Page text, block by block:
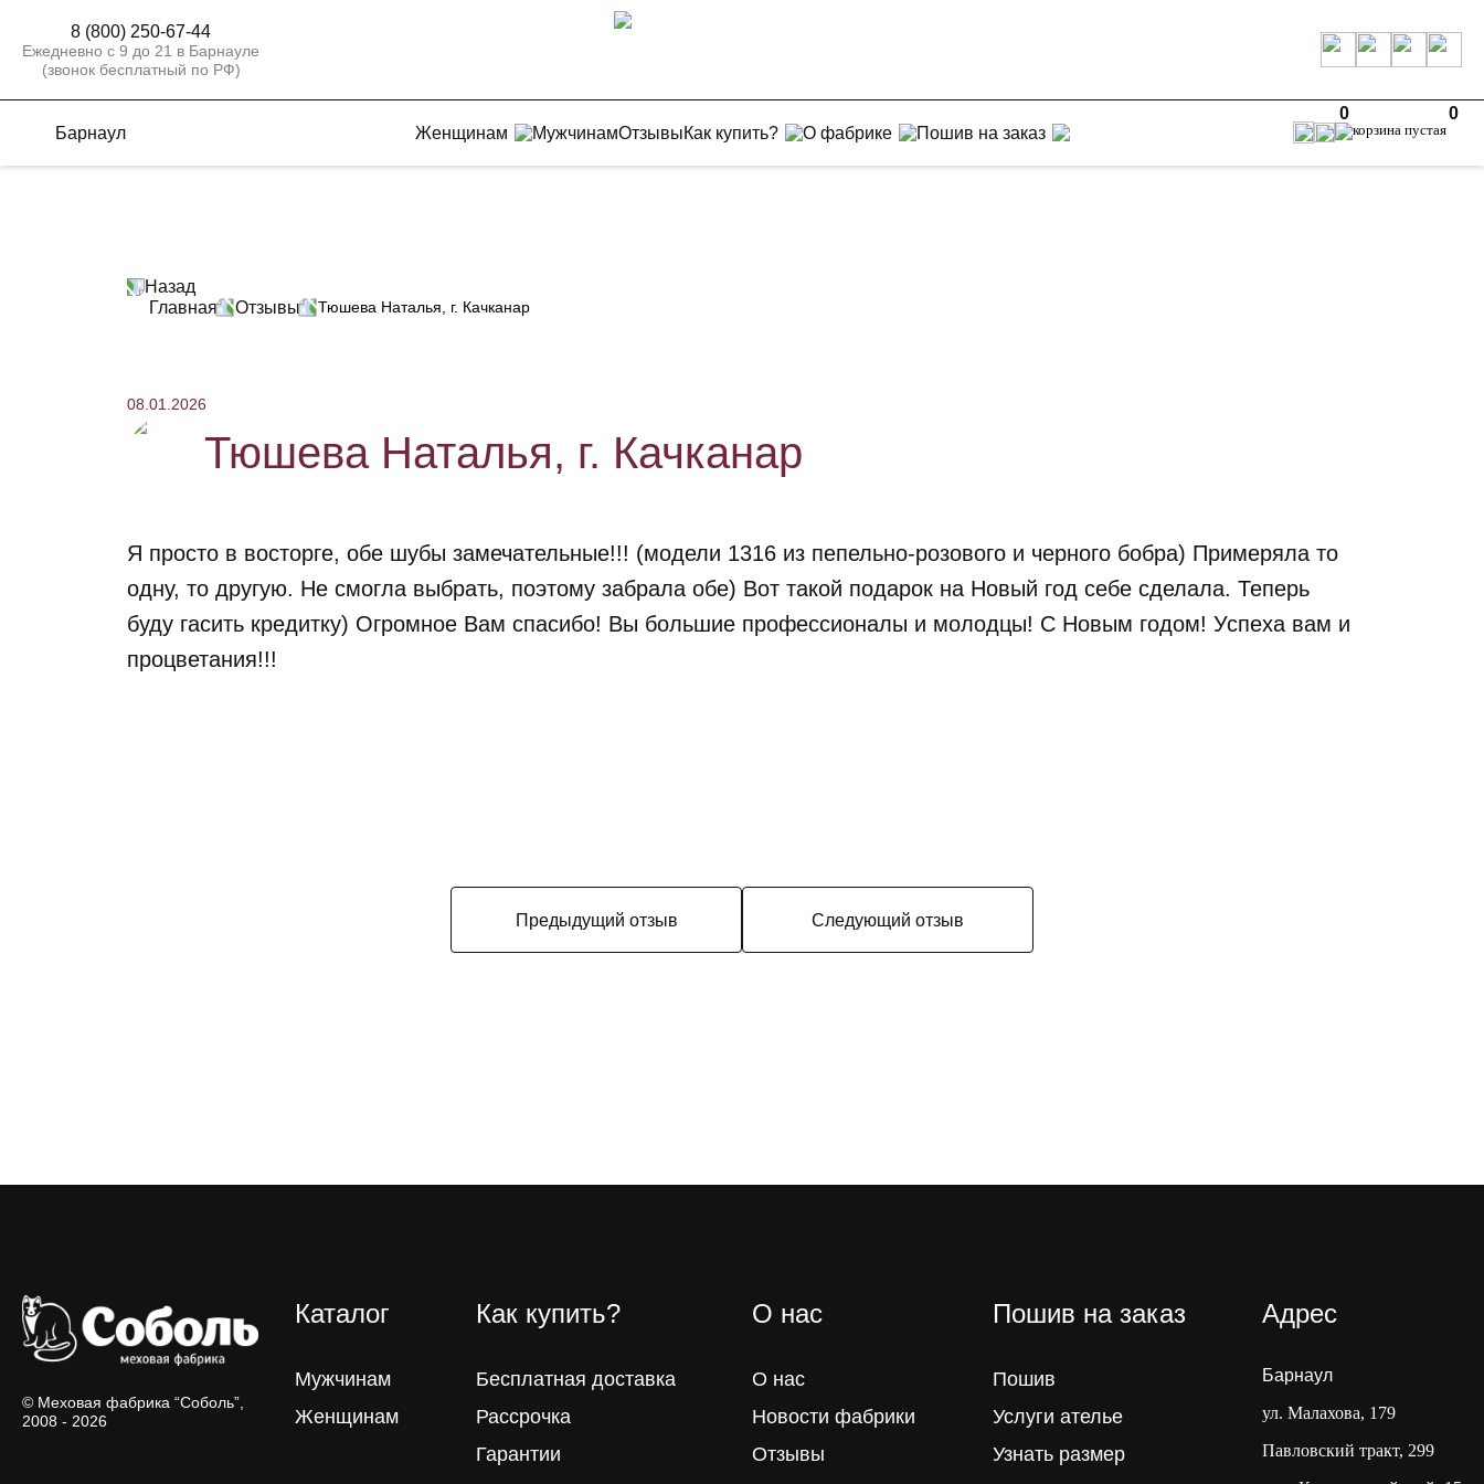
8 (800) 250-67-44
Ежедневно с 9 до 21 в Барнауле
(звонок бесплатный по РФ)
Барнаул Женщинам МужчинамОтзывыКак купить? О фабрике Пошив на заказ
0 0
Назад
Главная
Отзывы Тюшева Наталья, г. Качканар
08.01.2026
Тюшева Наталья, г. Качканар
Я просто в восторге, обе шубы замечательные!!! (модели 1316 из пепельно-розового и черного бобра) Примеряла то
одну, то другую. Не смогла выбрать, поэтому забрала обе) Вот такой подарок на Новый год себе сделала. Теперь
буду гасить кредитку) Огромное Вам спасибо! Вы большие профессионалы и молодцы! С Новым годом! Успеха вам и
процветания!!!
Предыдущий отзыв Следующий отзыв
© Меховая фабрика “Соболь”,
2008 - 2026
Каталог
Мужчинам
Женщинам
Как купить?
Бесплатная доставка
Рассрочка
Гарантии
О нас
О нас
Новости фабрики
Отзывы
Пошив на заказ
Пошив
Услуги ателье
Узнать размер
Адрес
Барнаул
ул. Малахова, 179
Павловский тракт, 299